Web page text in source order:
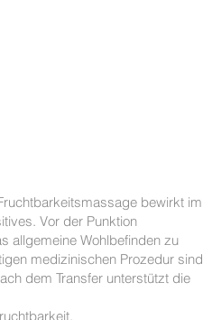
bewirkt im
Vor der Punktion
allgemeine Wohlbefinden zu
medizinischen Prozedur sind
dem Transfer unterstützt die
Fruchtbarkeit.